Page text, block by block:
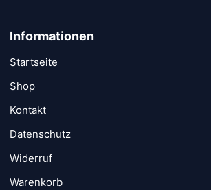
Informationen
Startseite
Shop
Kontakt
Datenschutz
Widerruf
Warenkorb